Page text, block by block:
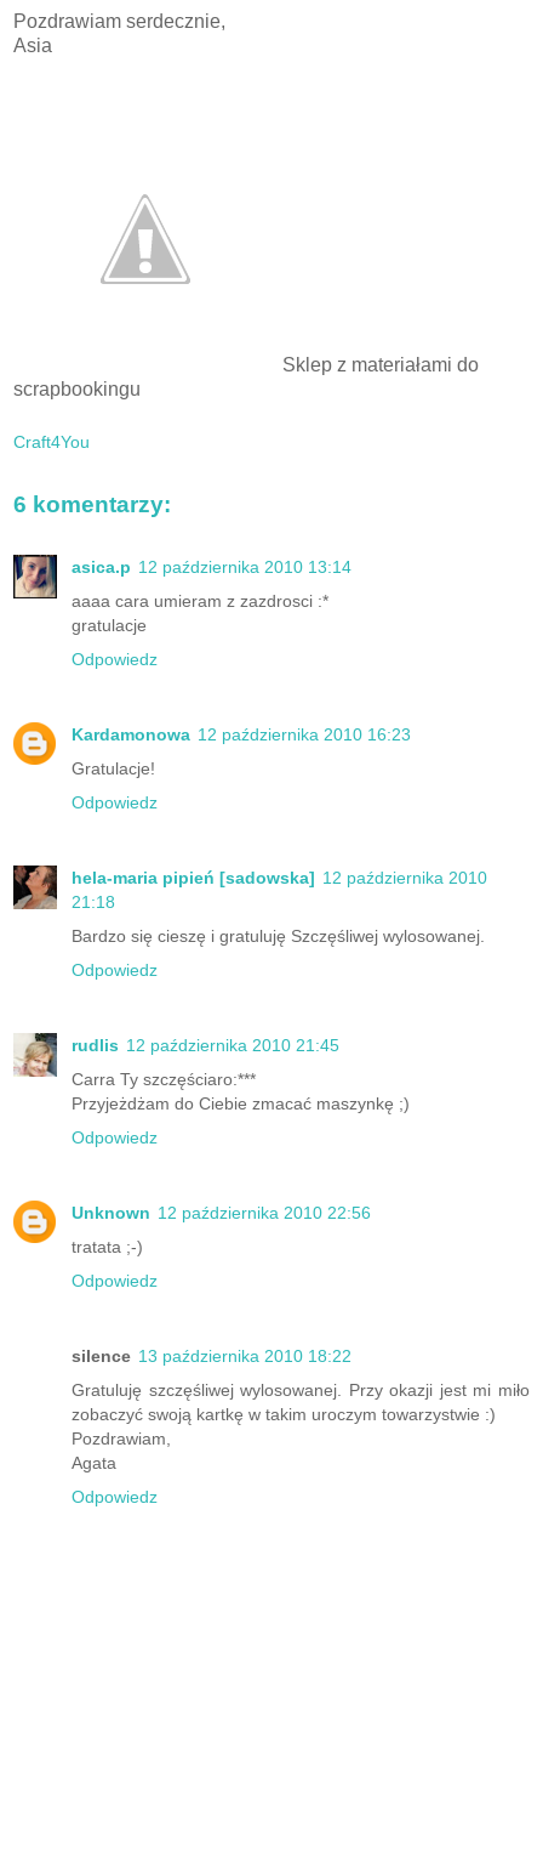
Pozdrawiam serdecznie,
Asia
Sklep z materiałami do
scrapbookingu
Craft4You
6 komentarzy:
asica.p 12 października 2010 13:14
aaaa cara umieram z zazdrosci :*
gratulacje
Odpowiedz
Kardamonowa 12 października 2010 16:23
Gratulacje!
Odpowiedz
hela-maria pipień [sadowska] 12 października 2010
21:18
Bardzo się cieszę i gratuluję Szczęśliwej wylosowanej.
Odpowiedz
rudlis 12 października 2010 21:45
Carra Ty szczęściaro:***
Przyjeżdżam do Ciebie zmacać maszynkę ;)
Odpowiedz
Unknown 12 października 2010 22:56
tratata ;-)
Odpowiedz
silence 13 października 2010 18:22
Gratuluję szczęśliwej wylosowanej. Przy okazji jest mi miło
zobaczyć swoją kartkę w takim uroczym towarzystwie :)
Pozdrawiam,
Agata
Odpowiedz